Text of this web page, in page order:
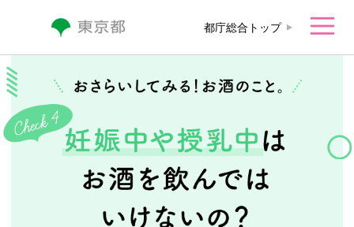
都庁総合トップ